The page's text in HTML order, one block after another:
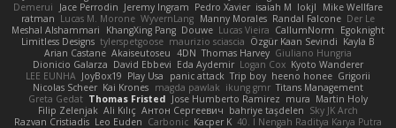
Demerui
Jace Perrodin Jeremy Ingram Pedro Xavier isaiah M lokjl
Mike Wellfare
ratman Lucas M. Morone WyvernLang Manny Morales Randal Falcone Der Le
Meshal Alshammari
KhangXing Pang Douwe Lucas Vieira CallumNorm
Egoknight
Limitless Designs tylerspetgoose maurizio sciascia Özgür Kaan Sevindi Kayla B
Arian Castane Akaiseutoseu 4DN Thomas Harvey Giuliano Hungria
Dionicio Galarza David Ebbevi Eda Aydemir Logan Cox Kyoto Wanderer
LEE EUNHA JoyBox19 Play Usa panic attack Trip boy heeno honee Grigorii
Nicolas Scheer Kai Krones magda pawlak ikung gmr Titans Management
Greta Gedat Thomas Fristed Jose Humberto Ramirez mura Martin Holy
Filip Zelenjak Ali Kılıç Антон Сергеевич bahriye taşdelen Sky JK Arch
Razvan Cristiadis Leo Euden Carbonic Kacper K 40. I Nengah Raditya Karya Putra